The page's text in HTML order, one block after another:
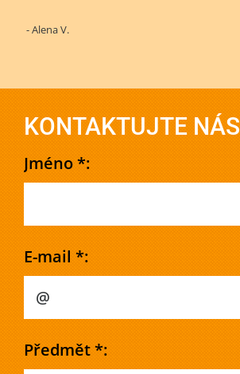
- Alena V.
KONTAKTUJTE NÁS
Jméno *:
E-mail *:
Předmět *: